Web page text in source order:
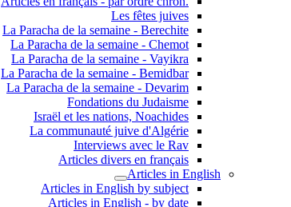
Les fêtes juives
La Paracha de la semaine - Berechite
La Paracha de la semaine - Chemot
La Paracha de la semaine - Vayikra
La Paracha de la semaine - Bemidbar
La Paracha de la semaine - Devarim
Fondations du Judaisme
Israël et les nations, Noachides
La communauté juive d'Algérie
Interviews avec le Rav
Articles divers en français
Articles in English
Articles in English by subject
Articles in English - by date